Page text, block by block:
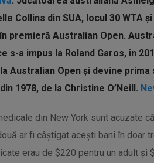
Collins din SUA, locul 30 WTA
premieră Australian Open.
s-a impus la Roland Garos, în
Australian Open şi devine
1978, de la Christine O’Neill.
din New York sunt acuzate
ar fi câștigat acești bani în doar
erau de $220 pentru un adult și